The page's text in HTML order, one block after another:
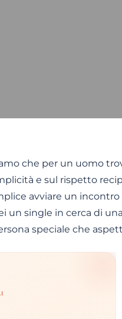
che per un uomo
e sul rispetto
avviare un incontro
un single in cerca di
speciale che